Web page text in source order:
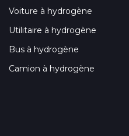
Voiture à hydrogène
Utilitaire à hydrogène
Bus à hydrogène
Camion à hydrogène